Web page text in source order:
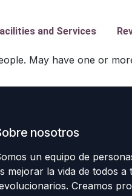
and Services
May have one or
nosotros
un equipo de
mejorar la vida de todos a
Creamos